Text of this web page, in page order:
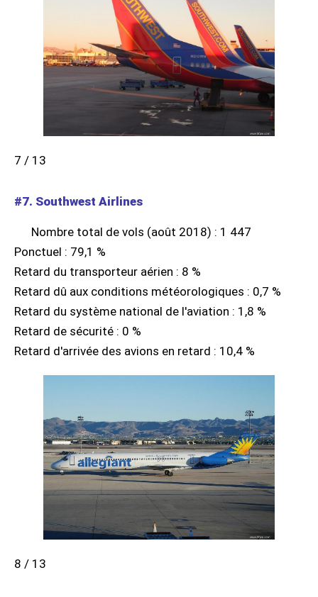
7 / 13
#7. Southwest Airlines
Nombre total de vols (août 2018) : 1 447
Ponctuel : 79,1 %
Retard du transporteur aérien : 8 %
Retard dû aux conditions météorologiques : 0,7 %
Retard du système national de l'aviation : 1,8 %
Retard de sécurité : 0 %
Retard d'arrivée des avions en retard : 10,4 %
8 / 13